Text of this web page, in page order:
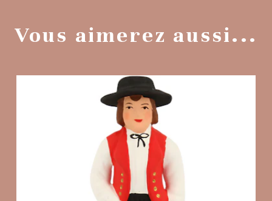
Vous aimerez aussi...